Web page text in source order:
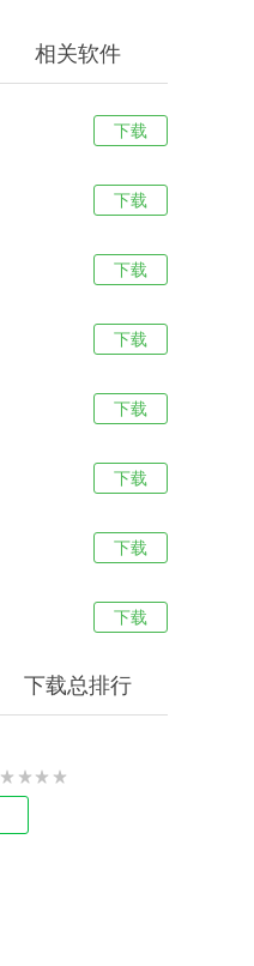
相关软件
下载
下载
下载
下载
下载
下载
下载
下载
下载总排行